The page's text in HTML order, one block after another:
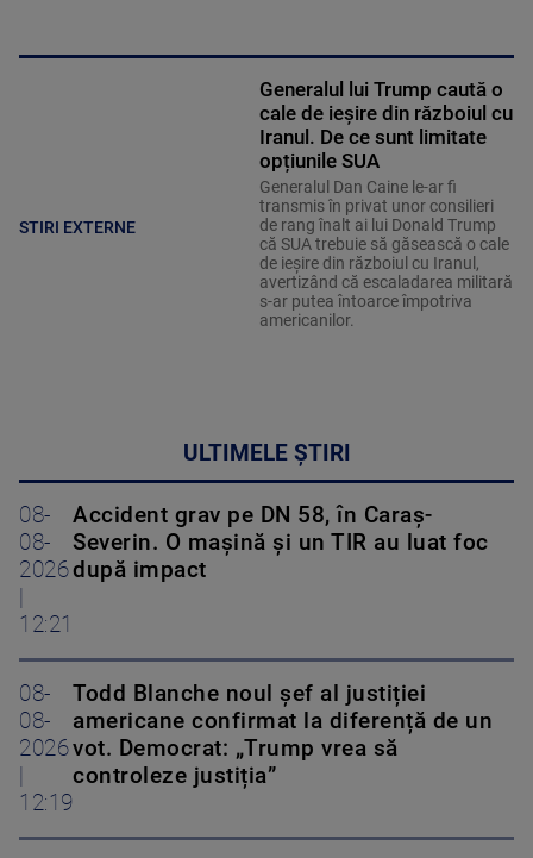
STIRI EXTERNE
Generalul lui Trump caută o
cale de ieșire din războiul cu
Iranul. De ce sunt limitate
opțiunile SUA
Generalul Dan Caine le-ar fi
transmis în privat unor consilieri
de rang înalt ai lui Donald Trump
că SUA trebuie să găsească o cale
de ieșire din războiul cu Iranul,
avertizând că escaladarea militară
s-ar putea întoarce împotriva
americanilor.
ULTIMELE ȘTIRI
08-
08-
2026
12:21
Accident grav pe DN 58, în Caraș-
Severin. O mașină și un TIR au luat foc
după impact
08-
08-
2026
12:19
Todd Blanche noul șef al justiției
americane confirmat la diferență de un
vot. Democrat: „Trump vrea să
controleze justiția”